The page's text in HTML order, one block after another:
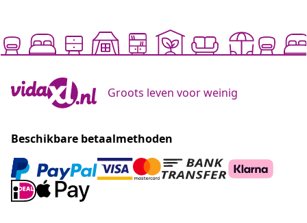
Groots leven voor weinig
Beschikbare betaalmethoden